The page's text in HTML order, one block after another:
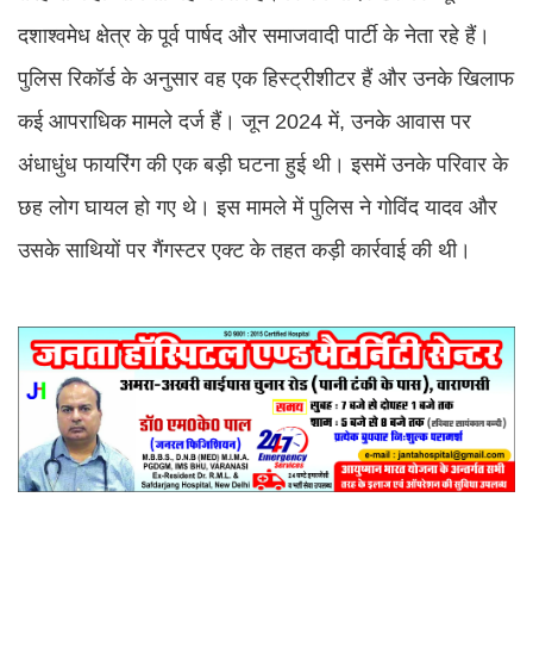
दशाश्वमेध क्षेत्र के पूर्व पार्षद और समाजवादी पार्टी के नेता रहे हैं।
पुलिस रिकॉर्ड के अनुसार वह एक हिस्ट्रीशीटर हैं और उनके खिलाफ
कई आपराधिक मामले दर्ज हैं। जून 2024 में, उनके आवास पर
अंधाधुंध फायरिंग की एक बड़ी घटना हुई थी। इसमें उनके परिवार के
छह लोग घायल हो गए थे। इस मामले में पुलिस ने गोविंद यादव और
उसके साथियों पर गैंगस्टर एक्ट के तहत कड़ी कार्रवाई की थी।